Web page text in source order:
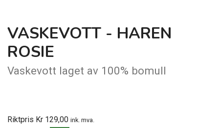
VASKEVOTT - HAREN
ROSIE
Vaskevott laget av 100% bomull
Riktpris Kr 129,00 ink. mva.